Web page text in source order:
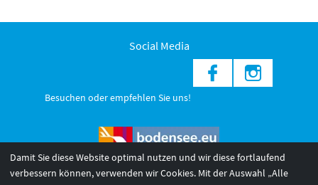
Social Media
Besuchen oder empfehlen Sie uns!
Damit Sie diese Website optimal nutzen und wir diese fortlaufend
verbessern können, verwenden wir Cookies. Mit der Auswahl „Alle